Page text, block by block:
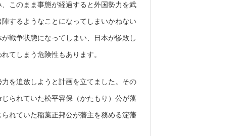
このまま事態が経過すると外国勢力を武
するようなことになってしまいかねない
戦争状態になってしまい、日本が惨敗し
てしまう危険性もあります。
を追放しようと計画を立てました。その
られていた松平容保（かたもり）公が藩
れていた稲葉正邦公が藩主を務める淀藩